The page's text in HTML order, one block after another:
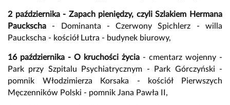
2 października - Zapach pieniędzy, czyli Szlakiem Hermana
Pauckscha - Dominanta - Czerwony Spichlerz - willa
Pauckscha - kościół Lutra - budynek biurowy,
16 października - O kruchości życia - cmentarz wojenny -
Park przy Szpitalu Psychiatrycznym - Park Górczyński -
pomnik Włodzimierza Korsaka - kościół Pierwszych
Męczenników Polski - pomnik Jana Pawła II,